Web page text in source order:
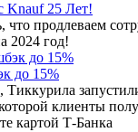
Knauf 25 Лет!
продлеваем
2024 год!
до 15%
клиенты
картой Т-Банка